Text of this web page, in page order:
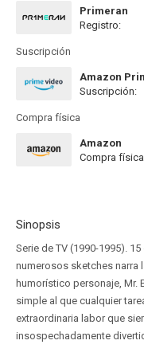
Primeran
Registro:
Suscripción
Amazon
Suscripción:
Compra física
Amazon
Compra
Sinopsis
Serie de TV (1990-1995).
numerosos sketches narra
humorístico personaje, Mr.
simple al que cualquier
extraordinaria labor que
insospechadamente